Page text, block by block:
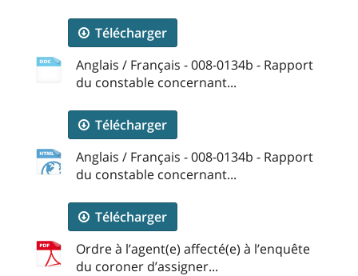
Télécharger
Anglais / Français - 008-0134b - Rapport
du constable concernant...
Télécharger
Anglais / Français - 008-0134b - Rapport
du constable concernant...
Télécharger
Ordre à l’agent(e) affecté(e) à l’enquête
du coroner d’assigner...